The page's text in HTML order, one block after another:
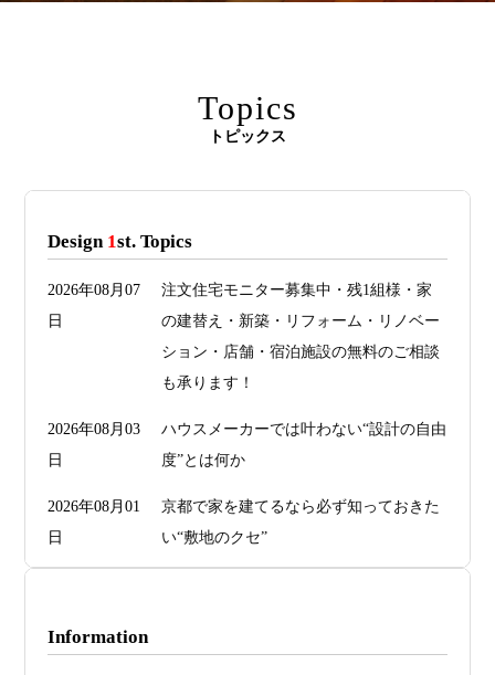
Topics
トピックス
Design 1st. Topics
2026年08月07
日
注文住宅モニター募集中・残1組様・家
の建替え・新築・リフォーム・リノベー
ション・店舗・宿泊施設の無料のご相談
も承ります！
2026年08月03
日
ハウスメーカーでは叶わない“設計の自由
度”とは何か
2026年08月01
日
京都で家を建てるなら必ず知っておきた
い“敷地のクセ”
Information